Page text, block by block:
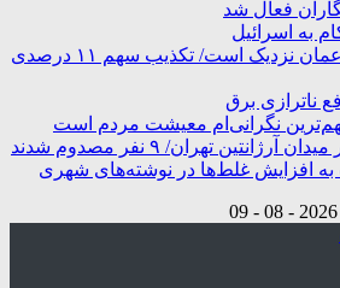
فعال شد
به اسرائیل
عراقچی: توافق با عمان نزدیک است/ تکذیب سهم ۱۱ درصدی
ناترازی برق
نگرانی‌ام معیشت مردم است
تهران/ ۹ نفر مصدوم شدند
به افزایش غلط‌ها در نوشته‌های شهری
2026 - 08 - 09